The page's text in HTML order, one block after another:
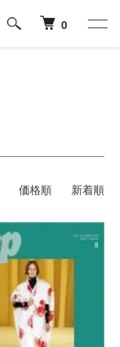
0
価格順 新着順